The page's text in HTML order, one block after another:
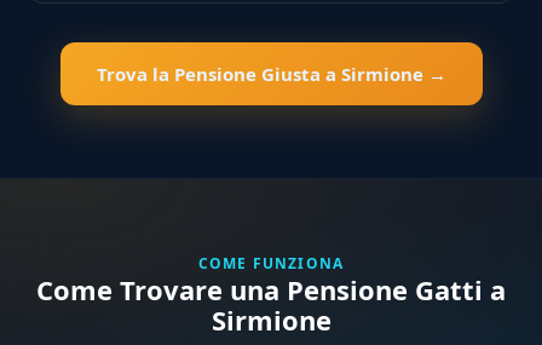
Trova la Pensione Giusta a Sirmione →
COME FUNZIONA
Come Trovare una Pensione Gatti a
Sirmione